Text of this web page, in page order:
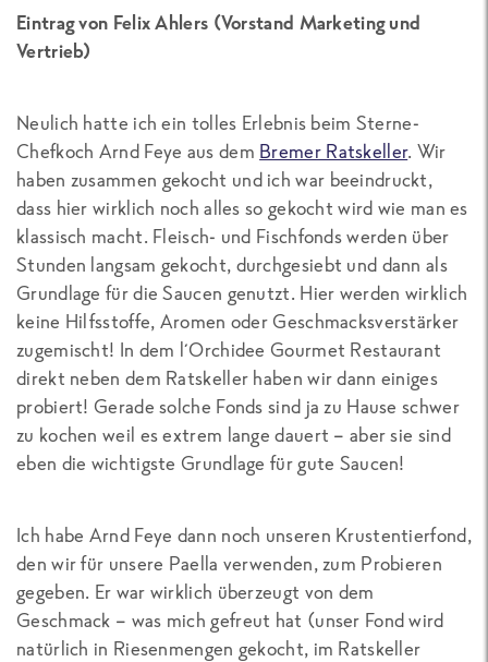
Eintrag von Felix Ahlers (Vorstand Marketing und
Vertrieb)
Neulich hatte ich ein tolles Erlebnis beim Sterne-
Chefkoch Arnd Feye aus dem Bremer Ratskeller. Wir
haben zusammen gekocht und ich war beeindruckt,
dass hier wirklich noch alles so gekocht wird wie man es
klassisch macht. Fleisch- und Fischfonds werden über
Stunden langsam gekocht, durchgesiebt und dann als
Grundlage für die Saucen genutzt. Hier werden wirklich
keine Hilfsstoffe, Aromen oder Geschmacksverstärker
zugemischt! In dem l´Orchidee Gourmet Restaurant
direkt neben dem Ratskeller haben wir dann einiges
probiert! Gerade solche Fonds sind ja zu Hause schwer
zu kochen weil es extrem lange dauert – aber sie sind
eben die wichtigste Grundlage für gute Saucen!
Ich habe Arnd Feye dann noch unseren Krustentierfond,
den wir für unsere Paella verwenden, zum Probieren
gegeben. Er war wirklich überzeugt von dem
Geschmack – was mich gefreut hat (unser Fond wird
natürlich in Riesenmengen gekocht, im Ratskeller